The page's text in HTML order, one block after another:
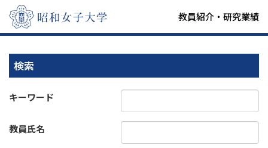
教員紹介・研究業績
検索
キーワード
教員氏名